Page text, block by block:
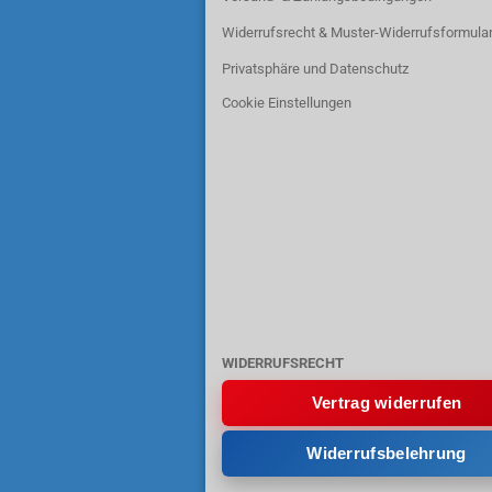
Widerrufsrecht & Muster-Widerrufsformular
Privatsphäre und Datenschutz
Cookie Einstellungen
WIDERRUFSRECHT
Vertrag widerrufen
Widerrufsbelehrung